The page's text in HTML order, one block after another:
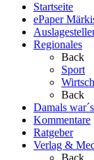
Startseite
ePaper
Regionales
Back
Sport
Back
Damals war´s
Kommentare
Ratgeber
Verlag &
Back